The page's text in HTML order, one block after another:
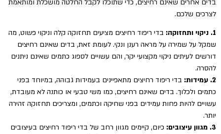
בדים אחרים שאינם רחיצים, כדי שתוכלו לקבל החלטה מושכלת ומותאמת
לצרכים שלכם.
1. ניקוי ותחזוקה:
בדי ריפוד רחיצים מציעים תחזוקה קלה וניקוי פשוט, מה
שמקל על שמירה על מראה רענן ונקי. לעומת זאת, בדים שאינם רחיצים
דורשים לעיתים ניקוי מקצועי יקר, והם עשויים לספוג כתמים שאינם ניתנים
להסרה.
2. עמידות:
בדי ריפוד רחיצים מתאפיינים בעמידות גבוהה, במיוחד בפני
כתמים ולכלוך. בדים שאינם רחיצים, כמו משי טבעי או כותנה לא מעובדת,
עשויים להיות פחות עמידים בפני שחיקה וכתמים, ומצריכים תחזוקה זהירה
יותר.
3. מגוון עיצובים:
כיום, קיימים מגוון רחב של בדי ריפוד רחיצים בעיצובים